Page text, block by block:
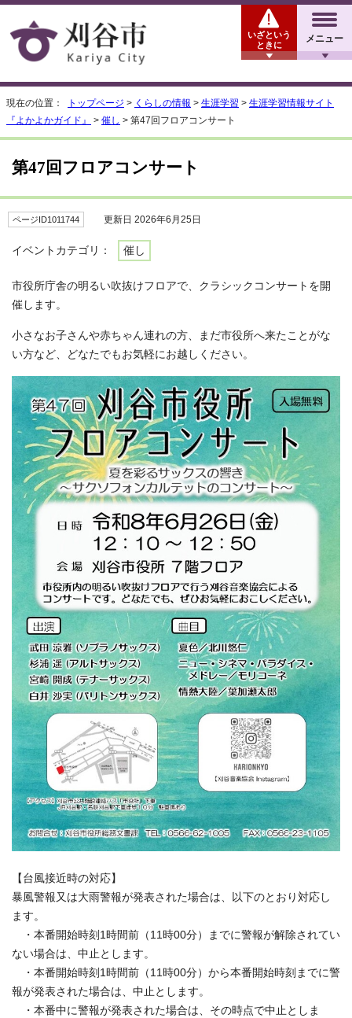
メニュー
いざという
ときに
現在の位置： トップページ > くらしの情報 > 生涯学習 > 生涯学習情報サイト
『よかよかガイド』
> 催し > 第47回フロアコンサート
第47回フロアコンサート
ページID1011744 更新日 2026年6月25日
イベントカテゴリ： 催し
市役所庁舎の明るい吹抜けフロアで、クラシックコンサートを開
催します。
小さなお子さんや赤ちゃん連れの方、まだ市役所へ来たことがな
い方など、どなたでもお気軽にお越しください。
【台風接近時の対応】
暴風警報又は大雨警報が発表された場合は、以下のとおり対応し
ます。
・本番開始時刻1時間前（11時00分）までに警報が解除されてい
ない場合は、中止とします。
・本番開始時刻1時間前（11時00分）から本番開始時刻までに警
報が発表された場合は、中止とします。
・本番中に警報が発表された場合は、その時点で中止としま